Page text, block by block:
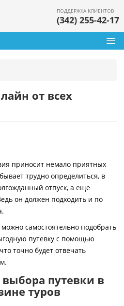
ПОДДЕРЖКА КЛИЕНТОВ
(342) 255-42-17
от всех
приносит немало приятных
трудно определиться, в
отпуск, а еще
он должен подходить и по
самостоятельно подобрать
путевку с помощью
точно будет отвечать
путевки в
туров